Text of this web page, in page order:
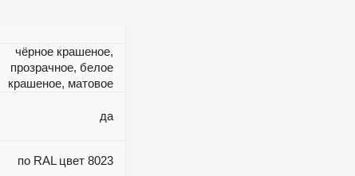
чёрное крашеное,
прозрачное, белое
крашеное, матовое
да
по RAL цвет 8023